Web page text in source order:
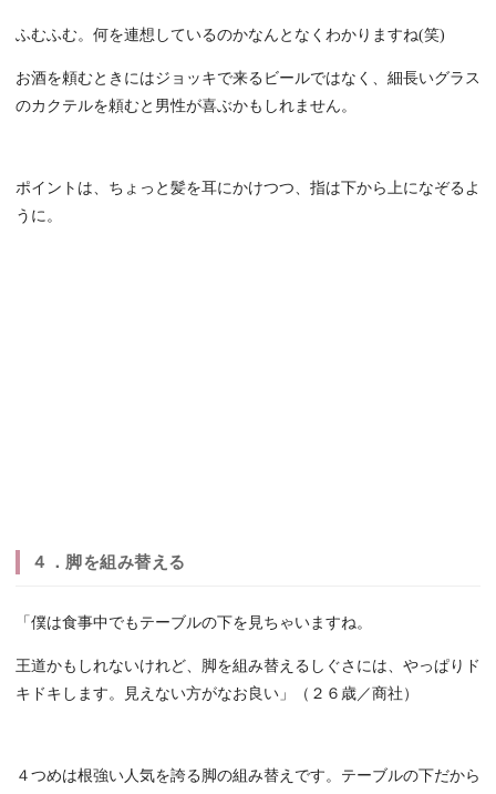
ふむふむ。何を連想しているのかなんとなくわかりますね(笑)
お酒を頼むときにはジョッキで来るビールではなく、細長いグラス
のカクテルを頼むと男性が喜ぶかもしれません。
ポイントは、ちょっと髪を耳にかけつつ、指は下から上になぞるよ
うに。
４．脚を組み替える
「僕は食事中でもテーブルの下を見ちゃいますね。
王道かもしれないけれど、脚を組み替えるしぐさには、やっぱりド
キドキします。見えない方がなお良い」（２６歳／商社）
４つめは根強い人気を誇る脚の組み替えです。テーブルの下だから